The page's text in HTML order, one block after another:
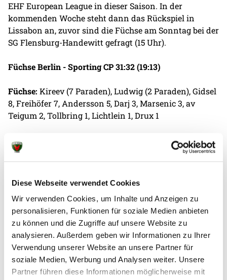
Diese Webseite verwendet Cookies
Wir verwenden Cookies, um Inhalte und Anzeigen zu
personalisieren, Funktionen für soziale Medien anbieten
zu können und die Zugriffe auf unsere Website zu
analysieren. Außerdem geben wir Informationen zu Ihrer
Verwendung unserer Website an unsere Partner für
soziale Medien, Werbung und Analysen weiter. Unsere
Partner führen diese Informationen möglicherweise mit
EHF European League in dieser Saison. In der
kommenden Woche steht dann das Rückspiel in
Lissabon an, zuvor sind die Füchse am Sonntag bei der
SG Flensburg-Handewitt gefragt (15 Uhr).
Füchse Berlin - Sporting CP 31:32 (19:13)
Füchse: Kireev (7 Paraden), Ludwig (2 Paraden), Gidsel
8, Freihöfer 7, Andersson 5, Darj 3, Marsenic 3, av
Teigum 2, Tollbring 1, Lichtlein 1, Drux 1
Sporting:
Maciel (7 Paraden), Kristensen (1 Parade), M.
Costa 12, F. Costa 7, Suarez Diaz 5, Torkelsson 4, Silva
Oliveira 2, Gurri 2
Trainer Jaron Siewert:„Es sind zwei komplett
unterschiedliche Halbzeiten gesehen. Im ersten
Durchgang zeigen wir eine sehr kompakte und
bewegliche Abwehr und kommen in unser
Tempospiel. Die zweite Hälfte ist dann das komplette
Gegenteil. Wir starten extrem schlecht, machen
unnötige Fehler und können den Vorsprung nicht
mehr halten. Dann wird es ein ganz enges Spiel,